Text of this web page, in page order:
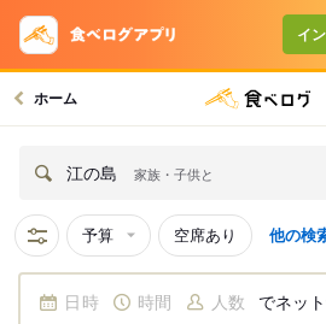
イ
ホーム
江の島 家族・子供と
予算 空席あり 他の検
日時 時間 人数 でネッ